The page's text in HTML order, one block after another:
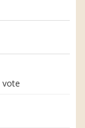
vote